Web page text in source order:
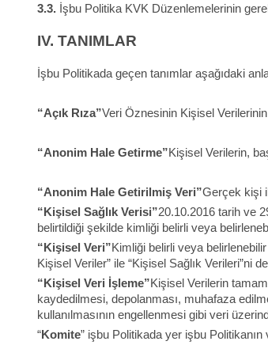
3.3. İşbu Politika KVK Düzenlemelerinin
IV. TANIMLAR
İşbu Politikada geçen tanımlar aşağıdaki
“Açık Rıza”Veri Öznesinin Kişisel
“Anonim Hale Getirme”Kişisel Verilerin,
“Anonim Hale Getirilmiş Veri”Gerçek kişi
“Kişisel Sağlık Verisi”20.10.2016 tarih ve
belirtildiği şekilde kimliği belirli veya
“Kişisel Veri”Kimliği belirli veya
Kişisel Veriler” ile “Kişisel Sağlık Verileri”ni
“Kişisel Veri İşleme”Kişisel Verilerin
kaydedilmesi, depolanması, muhafaza
kullanılmasının engellenmesi gibi veri
“Komite” işbu Politikada yer işbu